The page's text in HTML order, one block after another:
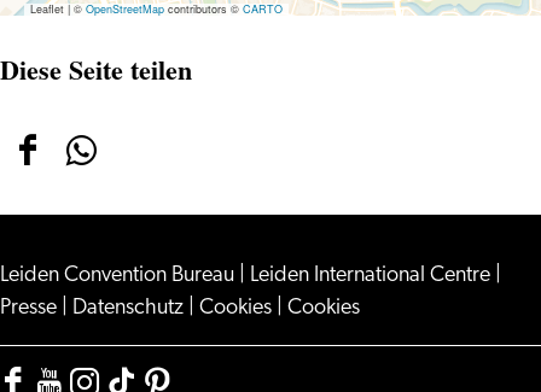
Leaflet|©OpenStreetMap contributors © CARTO
Diese Seite teilen
Diese
auf
Facebook
Diese
auf
WhatsApp
Leiden Convention Bureau Leiden International Centre
Presse
Datenschutz Cookies Cookies